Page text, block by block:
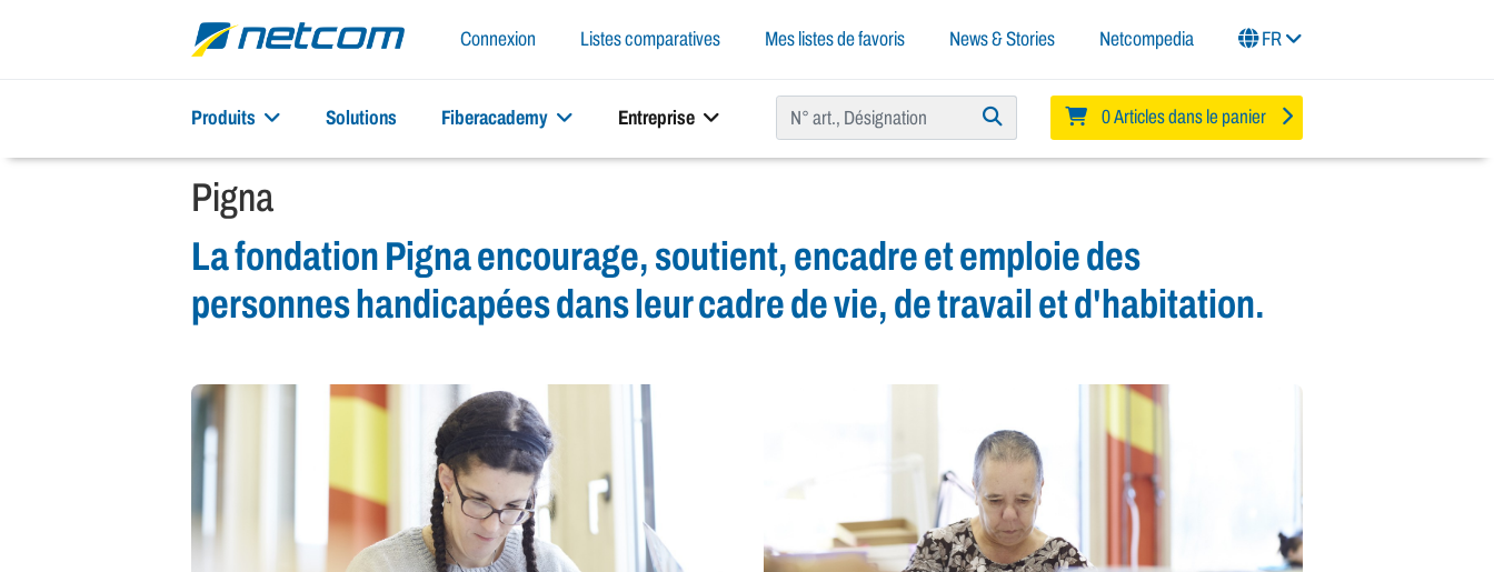
Connexion Listes comparatives Mes listes de favoris News & Stories Netcompedia FR
Produits Solutions Fiberacademy Entreprise 0 Articles dans le panier
Pigna
La fondation Pigna encourage, soutient, encadre et emploie des
personnes handicapées dans leur cadre de vie, de travail et d'habitation.